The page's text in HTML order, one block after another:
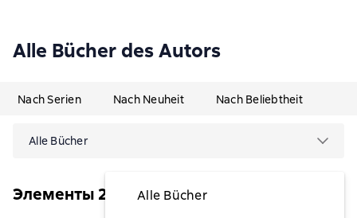
Alle Bücher des Autors
Nach Serien Nach Neuheit Nach Beliebtheit
Alle Bücher
Alle Bücher
Элементы 2.0